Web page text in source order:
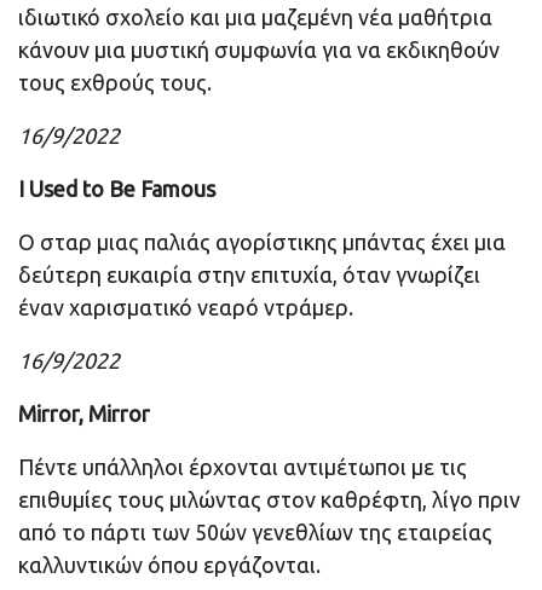
ιδιωτικό σχολείο και μια μαζεμένη νέα μαθήτρια
κάνουν μια μυστική συμφωνία για να εκδικηθούν
τους εχθρούς τους.
16/9/2022
I Used to Be Famous
Ο σταρ μιας παλιάς αγορίστικης μπάντας έχει μια
δεύτερη ευκαιρία στην επιτυχία, όταν γνωρίζει
έναν χαρισματικό νεαρό ντράμερ.
16/9/2022
Mirror, Mirror
Πέντε υπάλληλοι έρχονται αντιμέτωποι με τις
επιθυμίες τους μιλώντας στον καθρέφτη, λίγο πριν
από το πάρτι των 50ών γενεθλίων της εταιρείας
καλλυντικών όπου εργάζονται.